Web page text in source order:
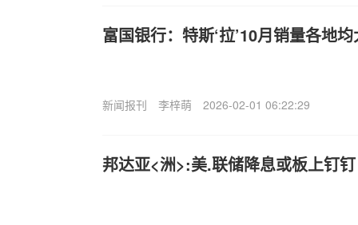
富国银行：特斯‘拉’10月销量各地
新闻报刊 李梓萌 2026-02-01 06:22:29
邦达亚<洲>:美.联储降息或板上钉